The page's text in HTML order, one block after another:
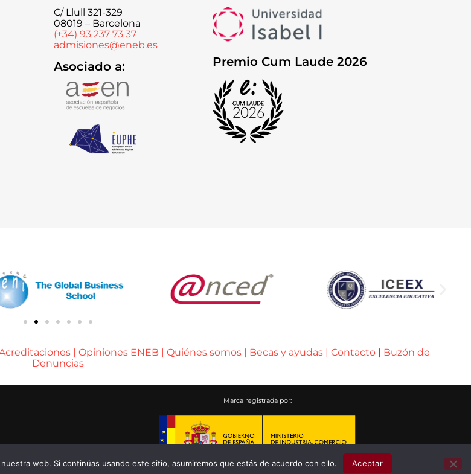
C/ Llull 321-329
08019 – Barcelona
(+34) 93 237 73 37
admisiones@eneb.es
Asociado a: Premio Cum Laude 2026
| Opiniones ENEB | Quiénes somos | Becas y ayudas | Contacto | Buzón de
Denuncias
Marca registrada por:
web. Si continúas usando este sitio, asumiremos que estás de acuerdo con ello. Aceptar